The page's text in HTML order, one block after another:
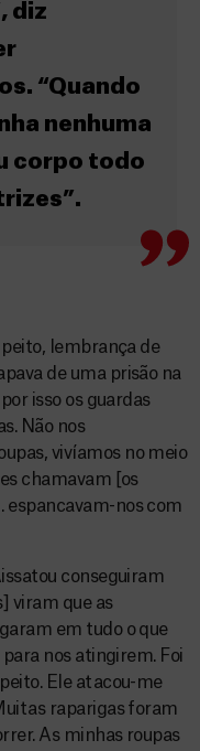
diz
“Quando
nenhuma
corpo todo
lembrança de
de uma prisão na
isso os guardas
Não nos
vivíamos no meio
chamavam [os
espancavam-nos com
conseguiram
viram que as
em tudo o que
nos atingirem. Foi
Ele atacou-me
raparigas foram
As minhas roupas